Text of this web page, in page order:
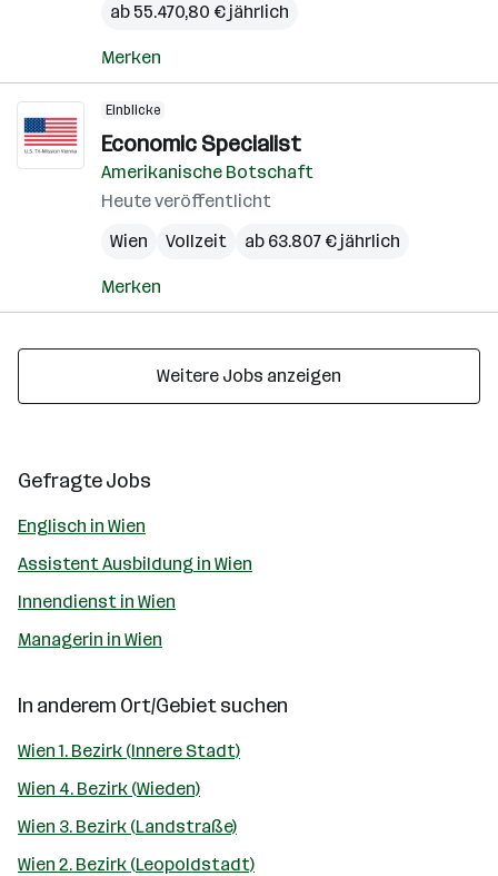
ab 55.470,80 € jährlich
Merken
Einblicke
Economic Specialist
Amerikanische Botschaft
Heute veröffentlicht
Wien
Vollzeit ab 63.807 € jährlich
Merken
Weitere Jobs anzeigen
Gefragte Jobs
Englisch in Wien
Assistent Ausbildung in Wien
Innendienst in Wien
Managerin in Wien
In anderem Ort/Gebiet suchen
Wien 1. Bezirk (Innere Stadt)
Wien 4. Bezirk (Wieden)
Wien 3. Bezirk (Landstraße)
Wien 2. Bezirk (Leopoldstadt)